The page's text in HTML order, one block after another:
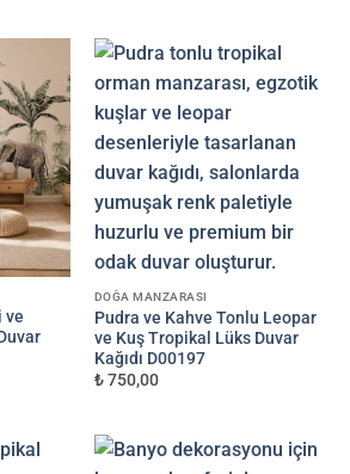
ve
DOĞA MANZARASI
Pudra ve Kahve Tonlu Leopar
ve Kuş Tropikal Lüks Duvar
Kağıdı D00197
₺ 750,00